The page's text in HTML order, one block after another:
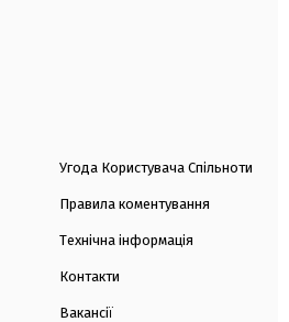
Угода Користувача Спільноти
Правила коментування
Технічна інформація
Контакти
Вакансії